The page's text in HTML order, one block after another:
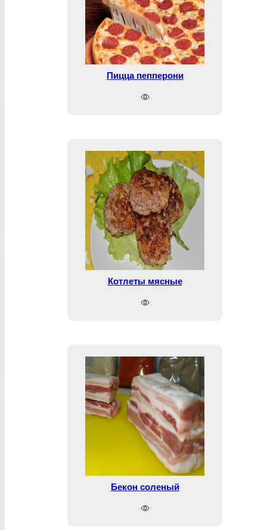
Пицца пепперони
Котлеты мясные
Бекон соленый